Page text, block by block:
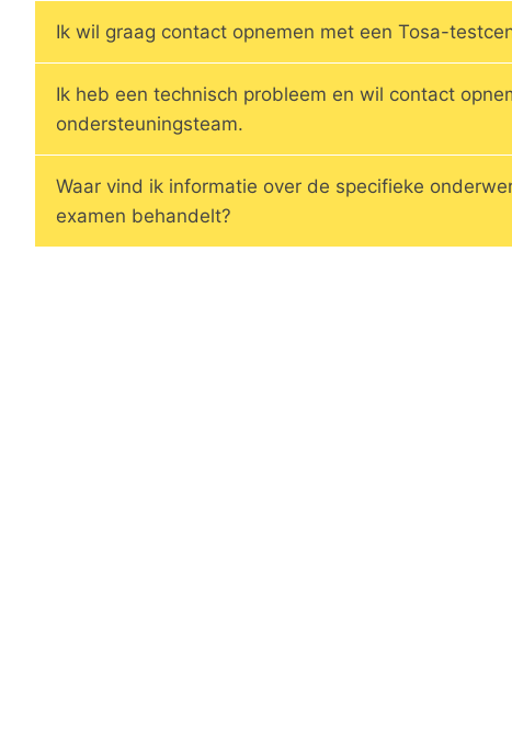
Ik wil graag contact opnemen met een Tosa-
Ik heb een technisch probleem en wil contact
ondersteuningsteam.
Waar vind ik informatie over de specifieke
examen behandelt?